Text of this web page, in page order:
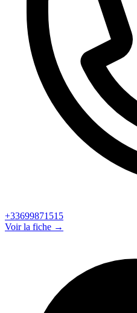
+33699871515
Voir la fiche →